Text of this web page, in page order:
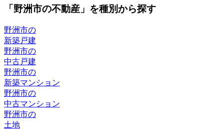
「野洲市の不動産」を種別から探す
野洲市の
新築戸建
野洲市の
中古戸建
野洲市の
新築マンション
野洲市の
中古マンション
野洲市の
土地